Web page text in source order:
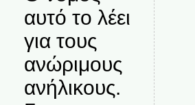
αυτό το λέει
για τους
ανώριμους
ανήλικους.